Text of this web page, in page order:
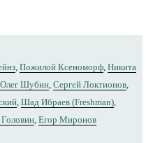
Пожилой Ксеноморф Никита
Олег Шубин Сергей Локтионов
Шад Ибраев (Freshman)
Егор Миронов